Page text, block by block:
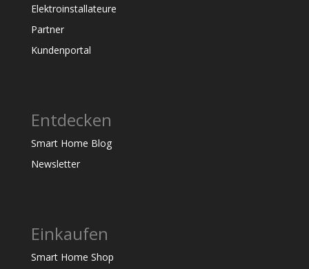
Elektroinstallateure
Partner
Kundenportal
Entdecken
Smart Home Blog
Newsletter
Einkaufen
Smart Home Shop